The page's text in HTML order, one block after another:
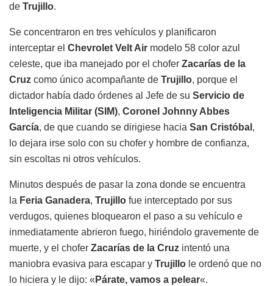
de Trujillo.
Se concentraron en tres vehículos y planificaron
interceptar el Chevrolet Velt Air modelo 58 color azul
celeste, que iba manejado por el chofer Zacarías de la
Cruz como único acompañante de Trujillo, porque el
dictador había dado órdenes al Jefe de su Servicio de
Inteligencia Militar (SIM), Coronel Johnny Abbes
García, de que cuando se dirigiese hacia San Cristóbal ,
lo dejara irse solo con su chofer y hombre de confianza,
sin escoltas ni otros vehículos.
Minutos después de pasar la zona donde se encuentra
la Feria Ganadera, Trujillo fue interceptado por sus
verdugos, quienes bloquearon el paso a su vehículo e
inmediatamente abrieron fuego, hiriéndolo gravemente de
muerte, y el chofer Zacarías de la Cruz intentó una
maniobra evasiva para escapar y Trujillo le ordenó que no
lo hiciera y le dijo: « Párate, vamos a pelear«.